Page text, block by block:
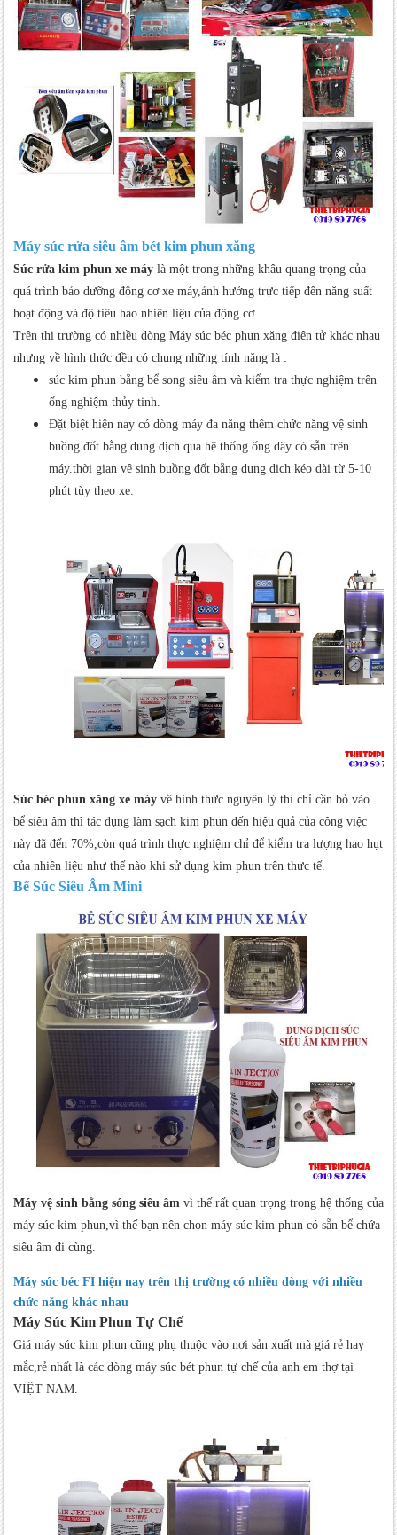
Hướng Dẫn Cách Sửa Chữa Máy Súc Rửa Siêu
Âm Béc Kim Phu
Hướng dẫn bảo dưỡng máy vệ sinh kim phun
Tìm Hiểu Máy Vệ Sinh Buồng Đốt Xe Máy Oto Là Gì
Nào
Máy Vệ Sinh Buồng Đốt Trên Thị Trường Có Những
Dòng Nào,Bạn Tham Khảo Tại Đây.
Hướng Dẫn Bảo Dưỡng Định Kỳ Máy Vệ Sinh Buồng
Đốt Chuyên Biệt Và Sửa Chữa Khi Máy Gặp Sự Cố
Máy súc rửa siêu âm bét kim phun xăng
Súc rửa kim phun xe máy là một trong những khâu quang trọng của
quá trình bảo dưỡng động cơ xe máy,ảnh hưởng trực tiếp đến năng suất
hoạt động và độ tiêu hao nhiên liệu của động cơ.
Trên thị trường có nhiều dòng Máy súc béc phun xăng điện tử khác nhau
nhưng về hình thức đều có chung những tính năng là :
súc kim phun bằng bể song siêu âm và kiểm tra thực nghiệm trên
ống nghiệm thủy tinh.
Đặt biệt hiện nay có dòng máy đa năng thêm chức năng vệ sinh
buồng đốt bằng dung dịch qua hệ thống ống dây có sẵn trên
máy.thời gian vệ sinh buồng đốt bằng dung dịch kéo dài từ 5-10
phút tùy theo xe.
Súc béc phun xăng xe máy về hình thức nguyên lý thì chỉ cần bỏ vào
bể siêu âm thì tác dụng làm sạch kim phun đến hiệu quả của công việc
này đã đến 70%,còn quá trình thực nghiệm chỉ để kiểm tra lượng hao hụt
của nhiên liệu như thế nào khi sử dụng kim phun trên thưc tế.
Bể Súc Siêu Âm Mini
Máy vệ sinh bằng sóng siêu âm vì thế rất quan trọng trong hệ thống của
máy súc kim phun,vì thế bạn nên chọn máy súc kim phun có sẵn bể chứa
siêu âm đi cùng.
Máy súc béc FI hiện nay trên thị trường có nhiều dòng với nhiều
chức năng khác nhau
Máy Súc Kim Phun Tự Chế
Giá máy súc kim phun cũng phụ thuộc vào nơi sản xuất mà giá rẻ hay
mắc,rẻ nhất là các dòng máy súc bét phun tự chế của anh em thợ tại
VIỆT NAM.